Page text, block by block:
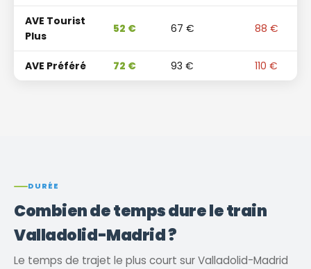
AVE Tourist
Plus
52 € 67 € 88 €
AVE Préféré 72 € 93 € 110 €
DURÉE
Combien de temps dure le train
Valladolid-Madrid ?
Le temps de trajet le plus court sur Valladolid-Madrid